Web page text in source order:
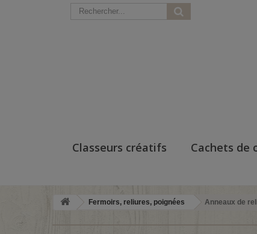
Classeurs créatifs Cachets de
Fermoirs, reliures, poignées Anneaux de